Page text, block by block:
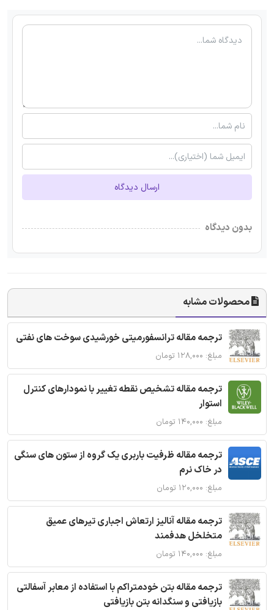
ارسال دیدگاه
بدون دیدگاه
محصولات مشابه
ترجمه مقاله ترانسفورمیتی خورشیدی سوخت های نفتی
مبلغ: ۱۲۸,۰۰۰ تومان
ترجمه مقاله تشخیص نقطه تغییر با نمودارهای کنترل
استوار
مبلغ: ۱۴۰,۰۰۰ تومان
ترجمه مقاله ظرفیت باربری یک گروه از ستون های سنگی
در خاک نرم
مبلغ: ۱۲۰,۰۰۰ تومان
ترجمه مقاله آنالیز ارتعاش اجباری تیرهای عمیق
متخلخل هدفمند
مبلغ: ۱۴۰,۰۰۰ تومان
ترجمه مقاله بتن خودمتراکم با استفاده از معابر آسفالتی
بازیافتی و سنگدانه بتن بازیافتی